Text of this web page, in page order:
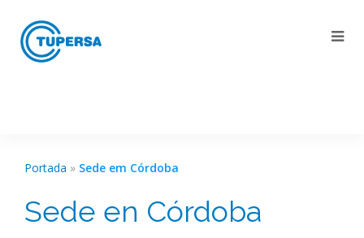
Portada » Sede em Córdoba
Sede en Córdoba